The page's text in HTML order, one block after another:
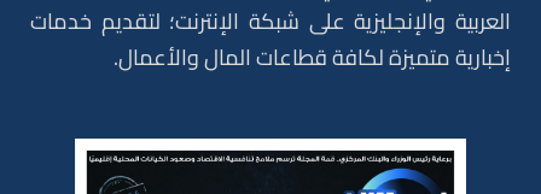
العربية والإنجليزية على شبكة الإنترنت؛ لتقديم خدمات
إخبارية متميزة لكافة قطاعات المال والأعمال.